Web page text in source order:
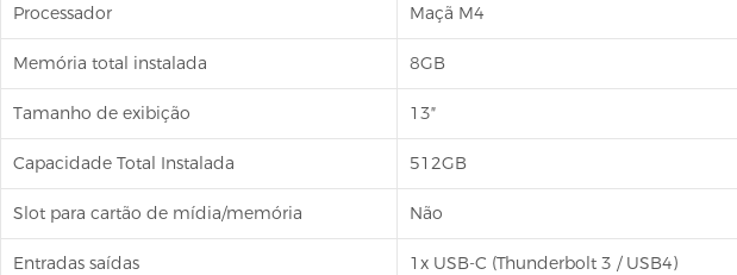
Processador Maçã M4
Memória total instalada 8GB
Tamanho de exibição 13″
Capacidade Total Instalada 512GB
Slot para cartão de mídia/memória Não
Entradas saídas 1x USB-C (Thunderbolt 3 / USB4)